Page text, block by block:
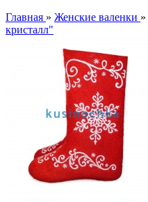
Главная » Женские валенки »
кристалл"